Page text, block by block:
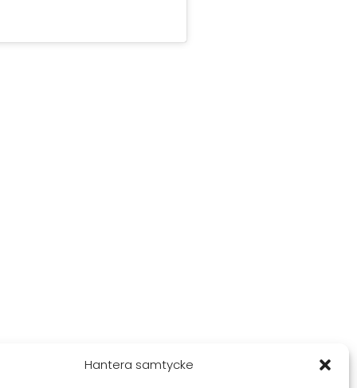
Hantera samtycke